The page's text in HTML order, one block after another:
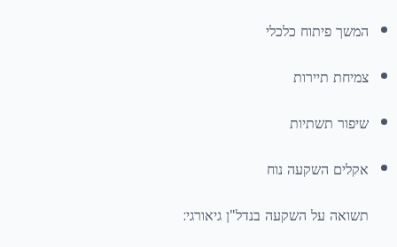
המשך פיתוח כלכלי
צמיחת תיירות
שיפור תשתיות
אקלים השקעה נוח
תשואה על השקעה בנדל"ן גיאורגי: